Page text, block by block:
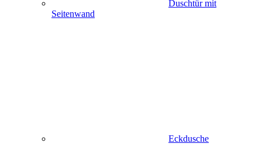
Duschtür mit
Seitenwand
Eckdusche